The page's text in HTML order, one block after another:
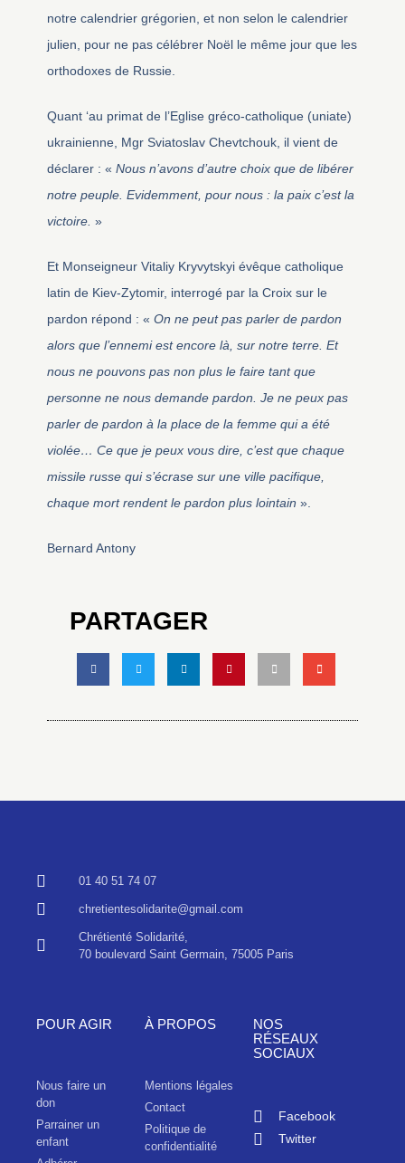
notre calendrier grégorien, et non selon le calendrier
julien, pour ne pas célébrer Noël le même jour que les
orthodoxes de Russie.
Quant ‘au primat de l’Eglise gréco-catholique (uniate)
ukrainienne, Mgr Sviatoslav Chevtchouk, il vient de
déclarer : « Nous n’avons d’autre choix que de libérer
notre peuple. Evidemment, pour nous : la paix c’est la
victoire. »
Et Monseigneur Vitaliy Kryvytskyi évêque catholique
latin de Kiev-Zytomir, interrogé par la Croix sur le
pardon répond : « On ne peut pas parler de pardon
alors que l’ennemi est encore là, sur notre terre. Et
nous ne pouvons pas non plus le faire tant que
personne ne nous demande pardon. Je ne peux pas
parler de pardon à la place de la femme qui a été
violée… Ce que je peux vous dire, c’est que chaque
missile russe qui s’écrase sur une ville pacifique,
chaque mort rendent le pardon plus lointain ».
Bernard Antony
PARTAGER
01 40 51 74 07
chretientesolidarite@gmail.com
Chrétienté Solidarité,
70 boulevard Saint Germain, 75005 Paris
POUR AGIR
Nous faire un
don
Parrainer un
enfant
À PROPOS
Mentions légales
Contact
Politique de
confidentialité
NOS
RÉSEAUX
SOCIAUX
Facebook
Twitter